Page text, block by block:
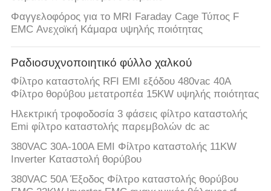
Φαγγελοφόρος για το MRI Faraday Cage Τύπος F
EMC Ανεχοϊκή Κάμαρα υψηλής ποιότητας
Ραδιοσυχνοποιητικό φύλλο χαλκού
Φίλτρο καταστολής RFI EMI εξόδου 480vac 40A
Φίλτρο θορύβου μετατροπέα 15KW υψηλής ποιότητας
Ηλεκτρική τροφοδοσία 3 φάσεις φίλτρο καταστολής
Emi φίλτρο καταστολής παρεμβολών dc ac
380VAC 30A-100A EMI Φίλτρο καταστολής 11KW
Inverter Καταστολή θορύβου
380VAC 50A Έξοδος Φίλτρο καταστολής θορύβου